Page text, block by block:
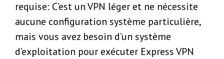
requise: C’est un VPN léger et ne nécessite
aucune configuration système particulière,
mais vous avez besoin d’un système
d’exploitation pour exécuter Express VPN